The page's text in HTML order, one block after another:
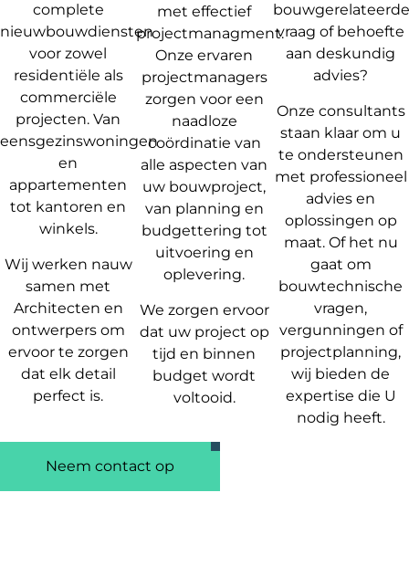
complete
nieuwbouwdiensten
voor zowel
residentiële als
commerciële
projecten. Van
eensgezinswoningen
en
appartementen
tot kantoren en
winkels.
Wij werken nauw
samen met
Architecten en
ontwerpers om
ervoor te zorgen
dat elk detail
perfect is.
met effectief
projectmanagment.
Onze ervaren
projectmanagers
zorgen voor een
naadloze
coördinatie van
alle aspecten van
uw bouwproject,
van planning en
budgettering tot
uitvoering en
oplevering.
We zorgen ervoor
dat uw project op
tijd en binnen
budget wordt
voltooid.
bouwgerelateerde
vraag of behoefte
aan deskundig
advies?
Onze consultants
staan klaar om u
te ondersteunen
met professioneel
advies en
oplossingen op
maat. Of het nu
gaat om
bouwtechnische
vragen,
vergunningen of
projectplanning,
wij bieden de
expertise die U
nodig heeft.
Neem contact op